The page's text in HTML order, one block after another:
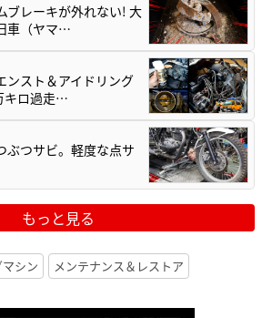
ブレーキが外れない! 大
車（ヤマ…
ンスト＆アイドリング
キロ過走…
ぶつサビ。軽度な点サ
もっと見る
シン メンテナンス＆レストア